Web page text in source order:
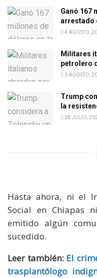
Ganó 167
arrestado
4 AGOSTO,
Militares
petrolero
3 AGOSTO,
Trump
la
28 JULIO,
Hasta ahora, ni el
Social en Chiapas
emitido algún
sucedido.
Leer también: El
trasplantólogo